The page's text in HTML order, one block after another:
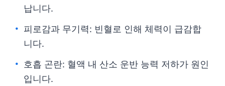
납니다.
피로감과 무기력: 빈혈로 인해 체력이 급감합
니다.
호흡 곤란: 혈액 내 산소 운반 능력 저하가 원인
입니다.